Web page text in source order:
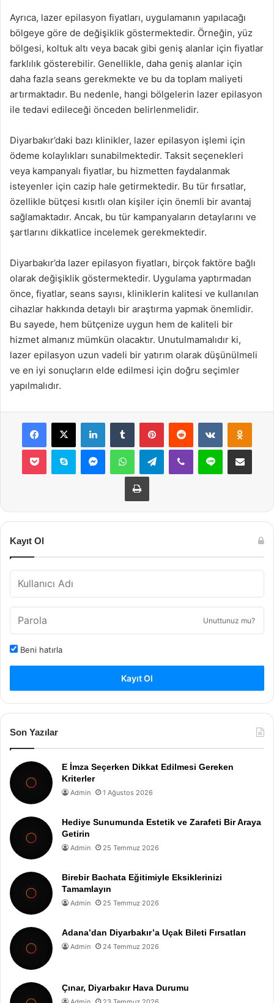
Ayrıca, lazer epilasyon fiyatları, uygulamanın yapılacağı
bölgeye göre de değişiklik göstermektedir. Örneğin, yüz
bölgesi, koltuk altı veya bacak gibi geniş alanlar için fiyatlar
farklılık gösterebilir. Genellikle, daha geniş alanlar için
daha fazla seans gerekmekte ve bu da toplam maliyeti
artırmaktadır. Bu nedenle, hangi bölgelerin lazer epilasyon
ile tedavi edileceği önceden belirlenmelidir.
Diyarbakır’daki bazı klinikler, lazer epilasyon işlemi için
ödeme kolaylıkları sunabilmektedir. Taksit seçenekleri
veya kampanyalı fiyatlar, bu hizmetten faydalanmak
isteyenler için cazip hale getirmektedir. Bu tür fırsatlar,
özellikle bütçesi kısıtlı olan kişiler için önemli bir avantaj
sağlamaktadır. Ancak, bu tür kampanyaların detaylarını ve
şartlarını dikkatlice incelemek gerekmektedir.
Diyarbakır’da lazer epilasyon fiyatları, birçok faktöre bağlı
olarak değişiklik göstermektedir. Uygulama yaptırmadan
önce, fiyatlar, seans sayısı, kliniklerin kalitesi ve kullanılan
cihazlar hakkında detaylı bir araştırma yapmak önemlidir.
Bu sayede, hem bütçenize uygun hem de kaliteli bir
hizmet almanız mümkün olacaktır. Unutulmamalıdır ki,
lazer epilasyon uzun vadeli bir yatırım olarak düşünülmeli
ve en iyi sonuçların elde edilmesi için doğru seçimler
yapılmalıdır.
Facebook
X LinkedInTumblr PinterestReddit VKontakte
Pocket Skype MessengerWhatsAppTelegramViber Line E-Posta ile
Yazdır
Kayıt Ol
Unuttunuz mu?
Beni hatırla
Kayıt Ol
Son Yazılar
E İmza Seçerken Dikkat Edilmesi Gereken
Kriterler
Admin 1 Ağustos 2026
Hediye Sunumunda Estetik ve Zarafeti Bir Araya
Getirin
Admin 25 Temmuz 2026
Birebir Bachata Eğitimiyle Eksiklerinizi
Tamamlayın
Admin 25 Temmuz 2026
Adana’dan Diyarbakır’a Uçak Bileti Fırsatları
Admin 24 Temmuz 2026
Çınar, Diyarbakır Hava Durumu